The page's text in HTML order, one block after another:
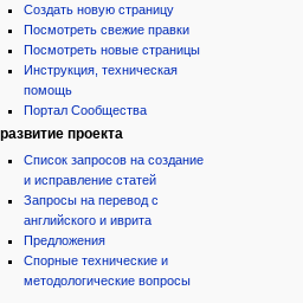
Создать новую страницу
Посмотреть свежие правки
Посмотреть новые страницы
Инструкция, техническая
помощь
Портал Сообщества
развитие проекта
Список запросов на создание
и исправление статей
Запросы на перевод с
английского и иврита
Предложения
Спорные технические и
методологические вопросы